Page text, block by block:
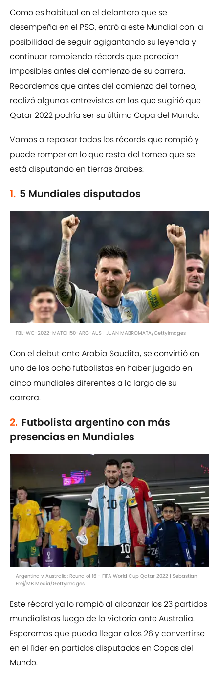
Como es habitual en el delantero que se
desempeña en el PSG, entró a este Mundial con la
posibilidad de seguir agigantando su leyenda y
continuar rompiendo récords que parecían
imposibles antes del comienzo de su carrera.
Recordemos que antes del comienzo del torneo,
realizó algunas entrevistas en las que sugirió que
Qatar 2022 podría ser su última Copa del Mundo.
Vamos a repasar todos los récords que rompió y
puede romper en lo que resta del torneo que se
está disputando en tierras árabes:
1. 5 Mundiales disputados
FBL-WC-2022-MATCH50-ARG-AUS | JUAN MABROMATA/GettyImages
Con el debut ante Arabia Saudita, se convirtió en
uno de los ocho futbolistas en haber jugado en
cinco mundiales diferentes a lo largo de su
carrera.
2. Futbolista argentino con más
presencias en Mundiales
Argentina v Australia: Round of 16 - FIFA World Cup Qatar 2022 | Sebastian
Frej/MB Media/GettyImages
Este récord ya lo rompió al alcanzar los 23 partidos
mundialistas luego de la victoria ante Australia.
Esperemos que pueda llegar a los 26 y convertirse
en el líder en partidos disputados en Copas del
Mundo.